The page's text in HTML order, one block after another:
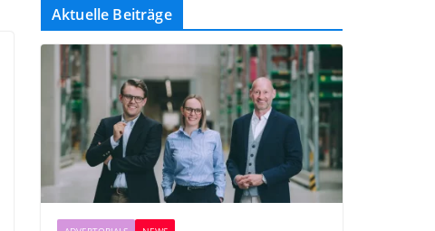
Aktuelle Beiträge